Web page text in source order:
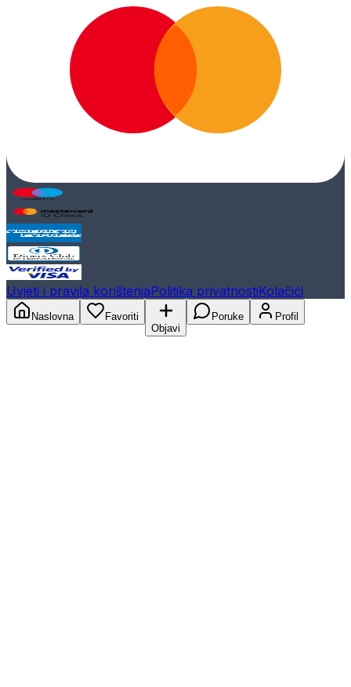
Uvjeti i pravila korištenjaPolitika privatnostiKolačići
Naslovna
Favoriti
Objavi
Poruke Profil